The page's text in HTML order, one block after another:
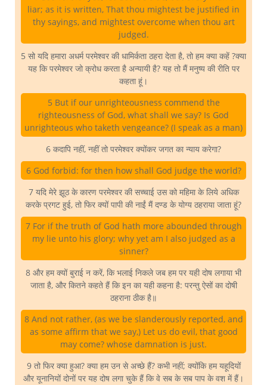
liar; as it is written, That thou mightest be justified in
thy sayings, and mightest overcome when thou art
judged.
5 सो यदि हमारा अधर्म परमेश्वर की धामिर्कता ठहरा देता है, तो हम क्या कहें ?क्या
यह कि परमेश्वर जो क्रोध करता है अन्यायी है? यह तो मैं मनुष्य की रीति पर
कहता हूं।
5 But if our unrighteousness commend the
righteousness of God, what shall we say? Is God
unrighteous who taketh vengeance? (I speak as a man)
6 कदापि नहीं, नहीं तो परमेश्वर क्योंकर जगत का न्याय करेगा?
6 God forbid: for then how shall God judge the world?
7 यदि मेरे झूठ के कारण परमेश्वर की सच्चाई उस को महिमा के लिये अधिक
करके प्रगट हुई, तो फिर क्यों पापी की नाईं मैं दण्ड के योग्य ठहराया जाता हूं?
7 For if the truth of God hath more abounded through
my lie unto his glory; why yet am I also judged as a
sinner?
8 और हम क्यों बुराई न करें, कि भलाई निकले जब हम पर यही दोष लगाया भी
जाता है, और कितने कहते हैं कि इन का यही कहना है: परन्तु ऐसों का दोषी
ठहराना ठीक है॥
8 And not rather, (as we be slanderously reported, and
as some affirm that we say,) Let us do evil, that good
may come? whose damnation is just.
9 तो फिर क्या हुआ? क्या हम उन से अच्छे हैं? कभी नहीं; क्योंकि हम यहूदियों
और यूनानियों दोनों पर यह दोष लगा चुके हैं कि वे सब के सब पाप के वश में हैं।